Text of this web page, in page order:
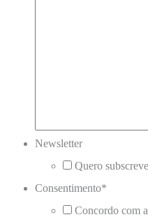
Newsletter
Quero
Consentimento*
Concordo com a